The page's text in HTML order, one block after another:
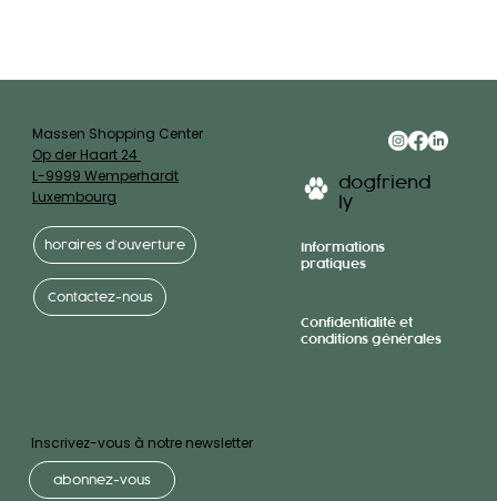
Inscrivez-vous à notre newsletter
abonnez-vous
dogfriend
ly
Informations
pratiques
Confidentialité et
conditions générales
Massen Shopping Center
Op der Haart 24
L-9999 Wemperhardt
Luxembourg
horaires d’ouverture
Contactez-nous